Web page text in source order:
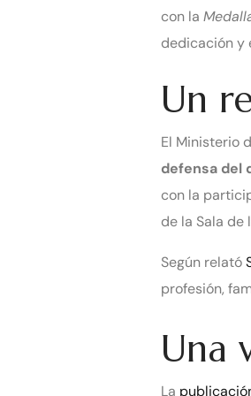
con la
dedicación y
Un
El Ministerio
defensa del
con la
de la Sala de
Según relató
profesión,
Una
La